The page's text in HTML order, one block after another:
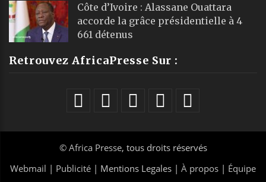
Côte d’Ivoire : Alassane Ouattara
accorde la grâce présidentielle à 4
661 détenus
Retrouvez AfricaPresse Sur :
© Africa Presse, tous droits réservés
Webmail | Publicité | Mentions Legales | À propos | Équipe